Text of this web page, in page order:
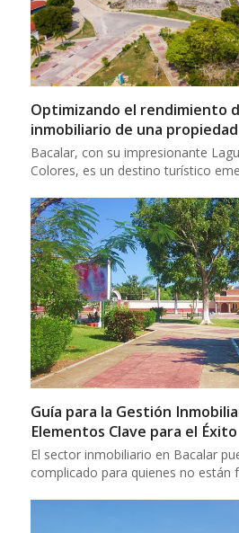
Optimizando el rendimiento
inmobiliario de una
Bacalar, con su impresionante
Colores, es un destino turístico
Guía para la Gestión
Elementos Clave para el Éxito
El sector inmobiliario en Bacalar
complicado para quienes no están